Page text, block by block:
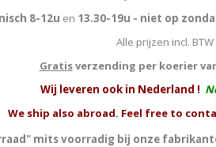
8-12u en 13.30-19u - niet op
Alle prijzen incl.
Gratisverzending per koerier
Wij leveren ook in Nederland !
We ship also abroad. Feel free to
mits voorradig bij onze